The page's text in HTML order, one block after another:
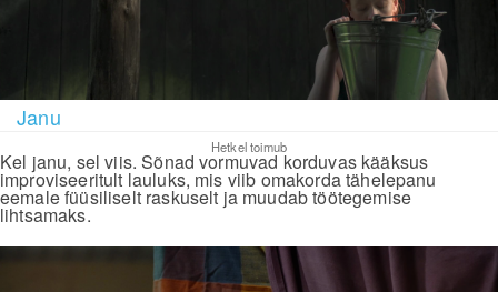
Janu
Hetkel toimub
Kel janu, sel viis. Sõnad vormuvad korduvas kääksus
improviseeritult lauluks, mis viib omakorda tähelepanu
eemale füüsiliselt raskuselt ja muudab töötegemise
lihtsamaks.